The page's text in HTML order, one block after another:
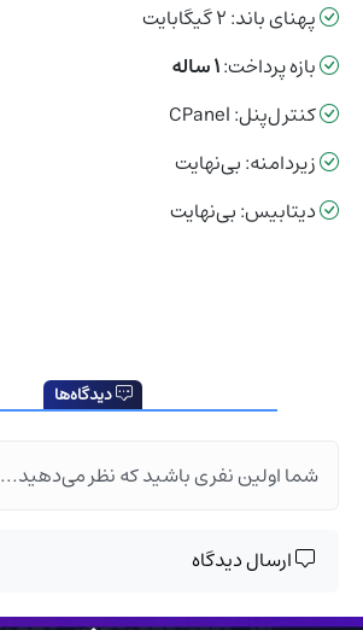
پهنای باند: ۲ گیگابایت
بازه پرداخت:۱ ساله
کنترل‌پنل: CPanel
زیردامنه: بی‌نهایت
دیتابیس: بی‌نهایت
دیدگاه‌ها
شما اولین نفری باشید که نظر می‌دهید...
ارسال دیدگاه